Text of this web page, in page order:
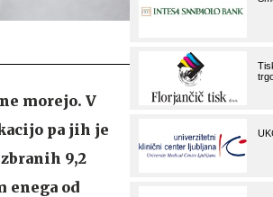
morejo. V
pa jih je
9,2
enega od